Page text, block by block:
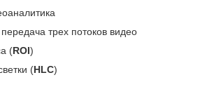
трех потоков видео
(ROI)
(HLC)